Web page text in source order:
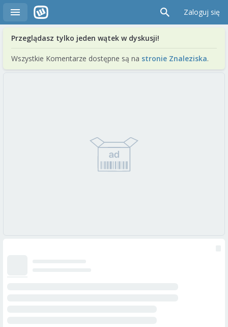
Zaloguj się
Przeglądasz tylko jeden wątek w dyskusji!
Wszystkie Komentarze dostępne są na stronie Znaleziska.